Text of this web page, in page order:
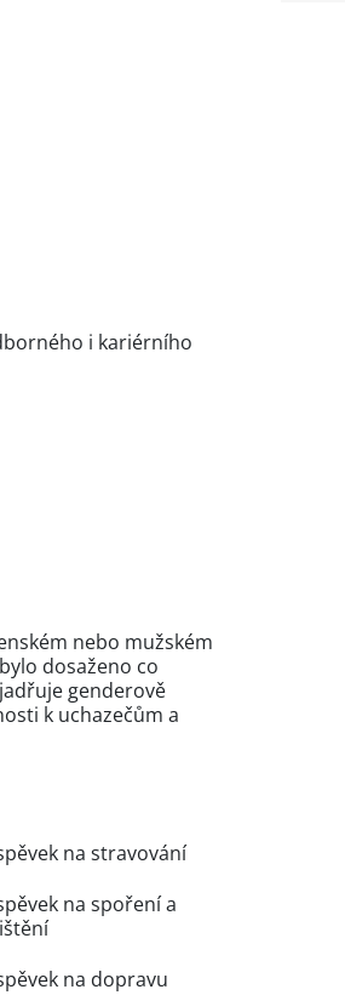
i kariérního
nebo mužském
dosaženo co
genderově
k uchazečům a
na stravování
na spoření a
na dopravu